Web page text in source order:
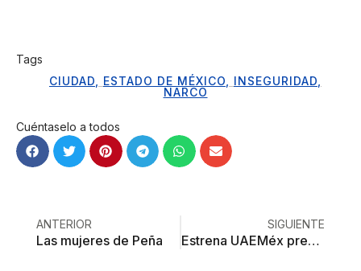
Tags
CIUDAD
ESTADO DE MÉXICO INSEGURIDAD
NARCO
Cuéntaselo a todos
ANTERIOR
Las mujeres de Peña
SIGUIENTE
Estrena UAEMéx prepa en Almoloya de Alquisiras